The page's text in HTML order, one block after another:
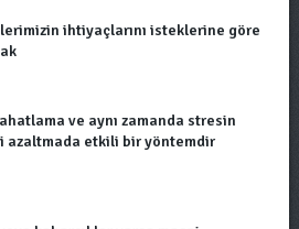
ihtiyaçlarını isteklerine göre
ve aynı zamanda stresin
azaltmada etkili bir yöntemdir